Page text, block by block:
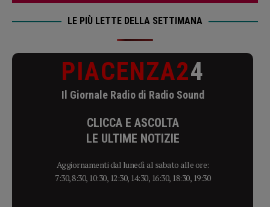
LE PIÙ LETTE DELLA SETTIMANA
PIACENZA24
Il Giornale Radio di Radio Sound
CLICCA E ASCOLTA
LE ULTIME NOTIZIE
Aggiornamenti dal lunedì al sabato alle ore:
7:30, 8:30, 10:30, 12:30, 14:30, 16:30, 18:30, 19:30